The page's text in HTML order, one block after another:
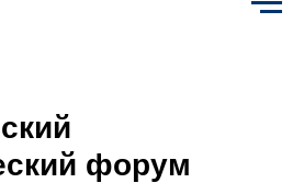
форум